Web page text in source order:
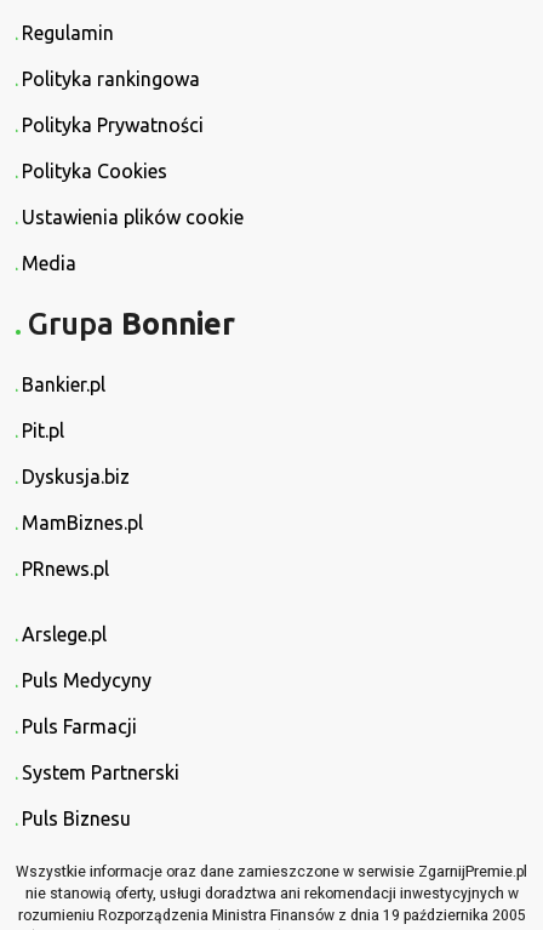
Regulamin
Polityka rankingowa
Polityka Prywatności
Polityka Cookies
Ustawienia plików cookie
Media
Grupa Bonnier
Bankier.pl
Pit.pl
Dyskusja.biz
MamBiznes.pl
PRnews.pl
Arslege.pl
Puls Medycyny
Puls Farmacji
System Partnerski
Puls Biznesu
Wszystkie informacje oraz dane zamieszczone w serwisie ZgarnijPremie.pl
nie stanowią oferty, usługi doradztwa ani rekomendacji inwestycyjnych w
rozumieniu Rozporządzenia Ministra Finansów z dnia 19 października 2005